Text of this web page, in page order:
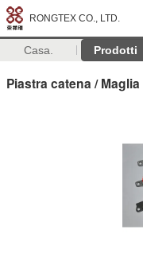
RONGTEX CO., LTD.
Casa. Prodotti
Piastra catena /